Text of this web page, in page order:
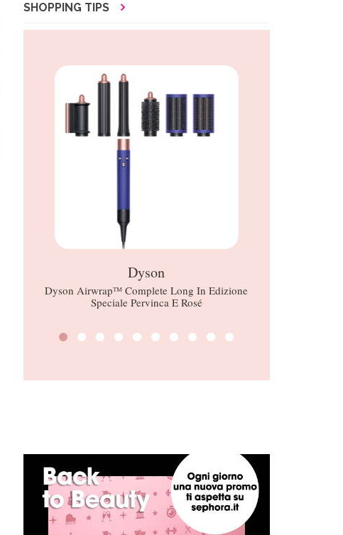
SHOPPING TIPS
Dyson
Dyson Airwrapᵀᴹ Complete Long In Edizione
Speciale Pervinca E Rosé